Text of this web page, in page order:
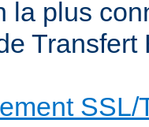
la plus
SSL/